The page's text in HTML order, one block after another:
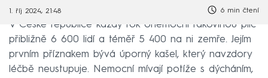
1. říj 2024, 21:48 6 min čtení
V České republice každý rok onemocní rakovinou plic
přibližně 6 600 lidí a téměř 5 400 na ni zemře. Jejím
prvním příznakem bývá úporný kašel, který navzdory
léčbě neustupuje. Nemocní mívají potíže s dýcháním,